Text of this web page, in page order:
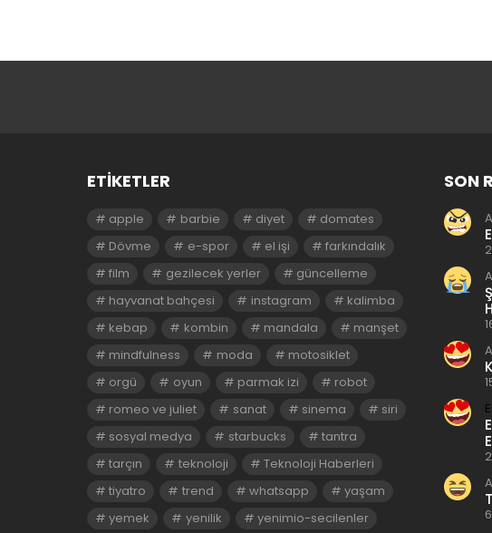
ETIKETLER
apple barbie diyet
domates
Dövme
e-spor el işi
farkındalık
film
gezilecek yerler
güncelleme
hayvanat bahçesi
instagram
kalimba
kebap
kombin mandala
manşet
mindfulness
moda
motosiklet
orgü
oyun parmak izi
robot
romeo ve juliet
sanat sinema
siri
sosyal medya
starbucks
tantra
tarçın
teknoloji
Teknoloji Haberleri
tiyatro
trend whatsapp
yaşam
yemek
yenilik yenimio-secilenler
SON